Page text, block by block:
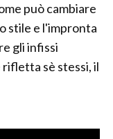
può cambiare
stile e l'impronta
gli infissi
sè stessi, il